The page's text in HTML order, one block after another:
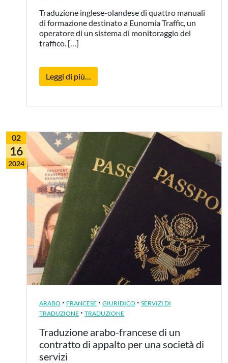
Traduzione inglese-olandese di quattro manuali
di formazione destinato a Eunomia Traffic, un
operatore di un sistema di monitoraggio del
traffico. […]
Leggi di più…
02
16
2024
ARABO · FRANCESE · GIURIDICO · SERVIZI DI
TRADUZIONE · TRADUZIONE
Traduzione arabo-francese di un
contratto di appalto per una società di
servizi